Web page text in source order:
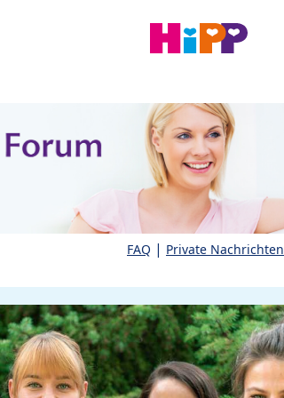
FAQ | Private Nachrichten